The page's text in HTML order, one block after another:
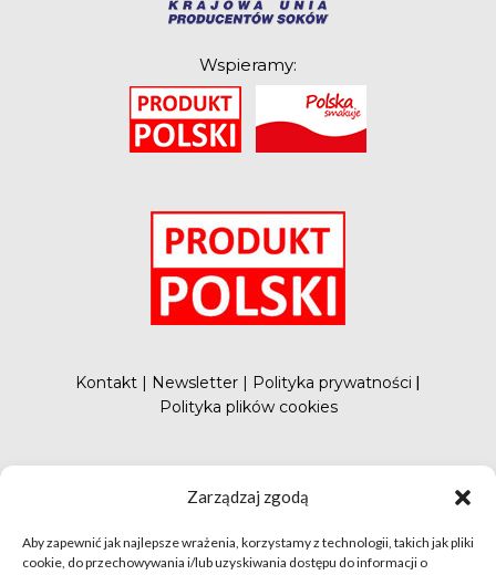
Zarządzaj zgodą
Aby zapewnić jak najlepsze wrażenia, korzystamy z technologii, takich jak pliki
cookie, do przechowywania i/lub uzyskiwania dostępu do informacji o
Wspieramy:
Kontakt | Newsletter | Polityka prywatności |
Polityka plików cookies